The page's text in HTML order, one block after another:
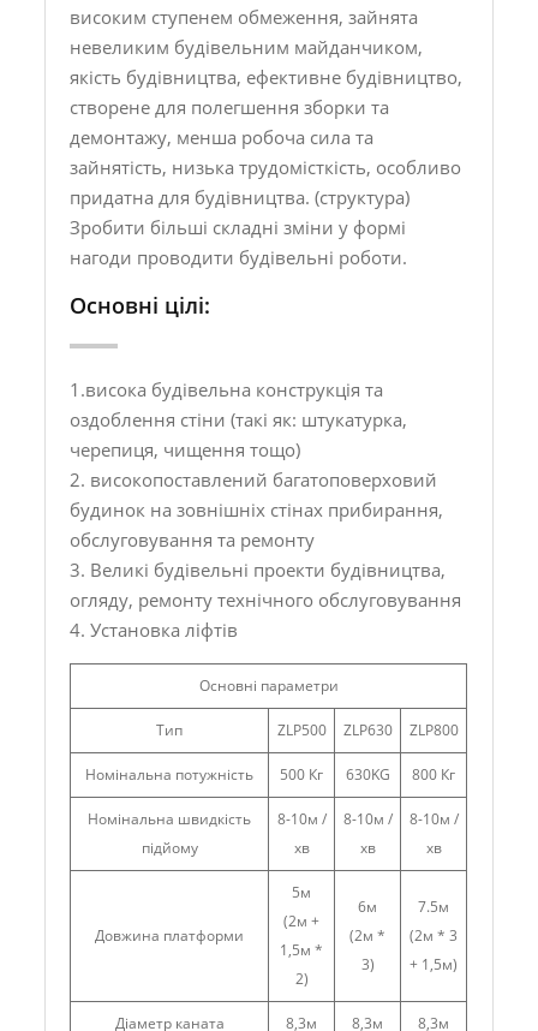
високим ступенем обмеження, зайнята
невеликим будівельним майданчиком,
якість будівництва, ефективне будівництво,
створене для полегшення зборки та
демонтажу, менша робоча сила та
зайнятість, низька трудомісткість, особливо
придатна для будівництва. (структура)
Зробити більші складні зміни у формі
нагоди проводити будівельні роботи.
Основні цілі:
1.висока будівельна конструкція та
оздоблення стіни (такі як: штукатурка,
черепиця, чищення тощо)
2. високопоставлений багатоповерховий
будинок на зовнішніх стінах прибирання,
обслуговування та ремонту
3. Великі будівельні проекти будівництва,
огляду, ремонту технічного обслуговування
4. Установка ліфтів
Основні параметри
Тип ZLP500 ZLP630 ZLP800
Номінальна потужність 500 Кг 630KG 800 Кг
Номінальна швидкість
підйому
8-10м /
хв
8-10м /
хв
8-10м /
хв
Довжина платформи
5м
(2м +
1,5м *
2)
6м
(2м *
3)
7.5м
(2м * 3
+ 1,5м)
Діаметр каната 8,3м 8,3м 8,3м